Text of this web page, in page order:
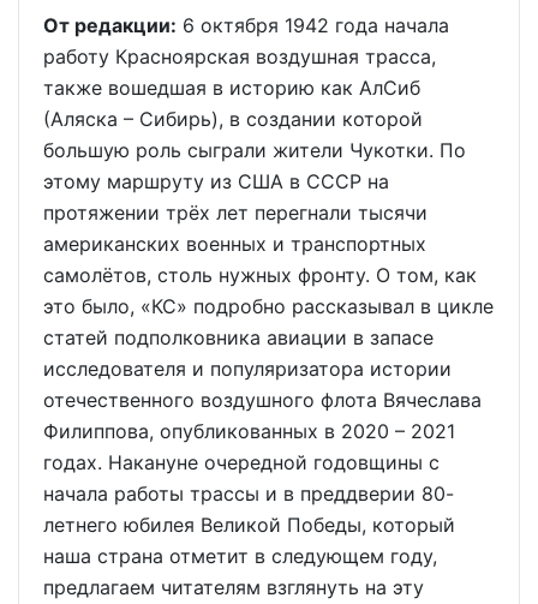
От редакции: 6 октября 1942 года начала
работу Красноярская воздушная трасса,
также вошедшая в историю как АлСиб
(Аляска – Сибирь), в создании которой
большую роль сыграли жители Чукотки. По
этому маршруту из США в СССР на
протяжении трёх лет перегнали тысячи
американских военных и транспортных
самолётов, столь нужных фронту. О том, как
это было, «КС» подробно рассказывал в цикле
статей подполковника авиации в запасе
исследователя и популяризатора истории
отечественного воздушного флота Вячеслава
Филиппова, опубликованных в 2020 – 2021
годах. Накануне очередной годовщины с
начала работы трассы и в преддверии 80-
летнего юбилея Великой Победы, который
наша страна отметит в следующем году,
предлагаем читателям взглянуть на эту